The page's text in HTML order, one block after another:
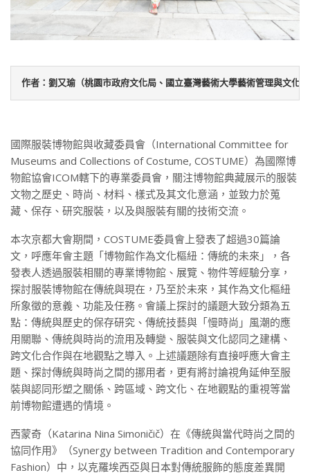
作者：劉又瑜（桃園市政府文化局、國立臺灣藝術大學藝術管理與文化
國際服裝博物館與收藏委員會（International Committee for
Museums and Collections of Costume, COSTUME）為國際博
物館協會ICOM轄下的專業委員會，關注博物館典藏展示的服裝
文物之歷史、時尚、材料、樣式及其文化意涵，並致力於蒐
藏、保存、研究服裝，以及與服裝有關的技術交流。
本次京都大會期間，COSTUME委員會上發表了超過30篇論
文，呼應年會主題「博物館作為文化樞紐：傳統的未來」，各
發表人透過服裝相關的專業博物館、展覽、物件等經驗分享，
探討服裝博物館在傳統與現在，乃至於未來，其作為文化樞紐
所象徵的意義、功能及任務。會議上探討的議題大致分類為五
點：傳統與歷史的保存研究、傳統技藝與「慢時尚」風潮的應
用關聯、傳統與時尚的流用及轉變、服裝與文化認同之建構、
跨文化合作與在地觀點之導入。上述議題除有直接呼應大會主
題、探討傳統與時尚之間的挪用者，更有將討論視角延伸至服
裝與認同形塑之關係、跨區域、跨文化、在地觀點的重視等當
前博物館遭遇的情境。
西蒙奇（Katarina Nina Simoničič）在《傳統與當代時尚之間的
協同作用》（Synergy between Tradition and Contemporary
Fashion）中，以克羅埃西亞與日本對傳統服飾的態度差異開